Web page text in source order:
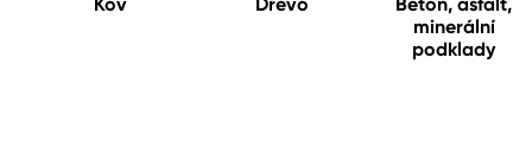
minerální
podklady